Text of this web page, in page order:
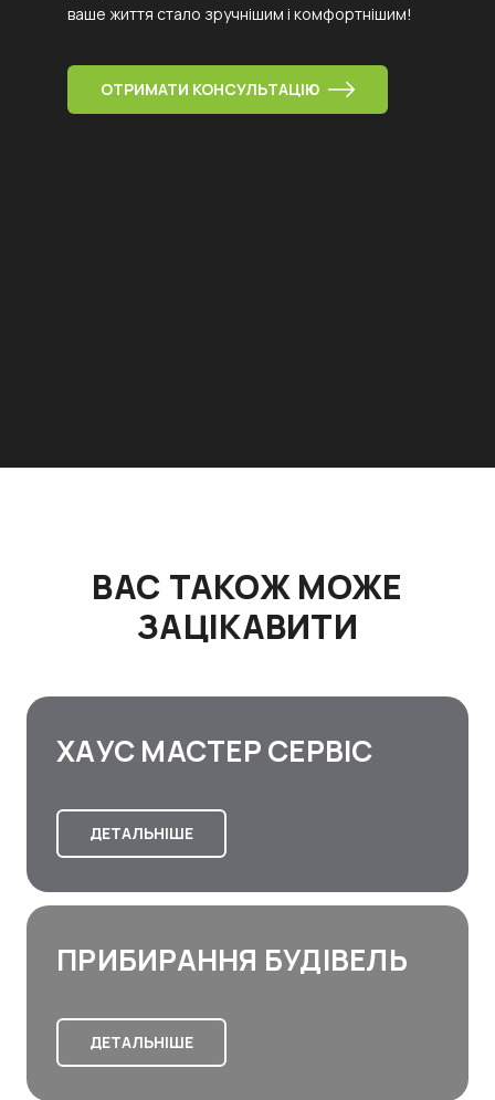
ваше життя стало зручнішим і комфортнішим!
ОТРИМАТИ КОНСУЛЬТАЦІЮ
ВАС ТАКОЖ МОЖЕ
ЗАЦІКАВИТИ
ХАУС МАСТЕР СЕРВІС
ДЕТАЛЬНІШЕ
ПРИБИРАННЯ БУДІВЕЛЬ
ДЕТАЛЬНІШЕ